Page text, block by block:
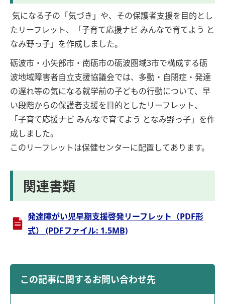
気になる子の「気づき」や、その保護者支援を目的とし
たリーフレット、「子育て応援ナビ みんなで育てよう と
なみ野っ子」を作成しました。
砺波市・小矢部市・南砺市の砺波圏域3市で構成する砺
波地域障害者自立支援協議会では、多動・自閉症・発達
の遅れ等の気になる就学前の子どもの行動について、早
い段階からの保護者支援を目的としたリーフレット、
「子育て応援ナビ みんなで育てよう となみ野っ子」を作
成しました。
このリーフレットは保健センターに配置してあります。
関連書類
発達障がい児早期支援啓発リーフレット（PDF形
式） (PDFファイル: 1.5MB)
この記事に関するお問い合わせ先